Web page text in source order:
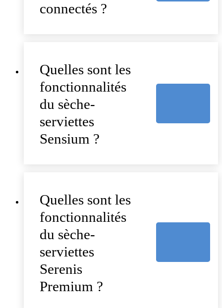
connectés ?
Quelles sont les
fonctionnalités
du sèche-
serviettes
Sensium ?
Quelles sont les
fonctionnalités
du sèche-
serviettes
Serenis
Premium ?